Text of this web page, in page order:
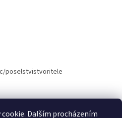
Dalším procházením
poselstvistvoritele